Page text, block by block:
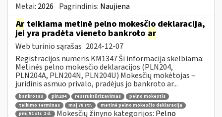
Metai: 2026 Pagrindinis: Naujiena
Ar teikiama metinė pelno mokesčio deklaracija,
jei yra pradėta vieneto bankroto ar
Web turinio sąrašas 2024-12-07
Registracijos numeris KM1347 Ši informacija skelbiama:
Metinės pelno mokesčio deklaracijos (PLN204,
PLN204A, PLN204N, PLN204U) Mokesčių mokėtojas –
juridinis asmuo privalo, pradėjus jo bankroto ar...
bankrotas pln204 restruktūrizavimas
pelno mokestis
teikimo terminas
maį 78 str.
metinė pelno mokesčio deklaracija
pmį 51 str. 2 d.
Mokesčių žinyno kategorijos: Pelno